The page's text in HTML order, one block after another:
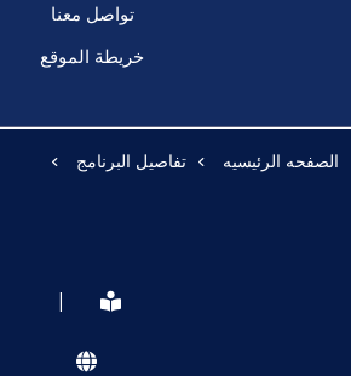
تواصل معنا
خريطة الموقع
الصفحه الرئيسيه تفاصيل البرنامج
|